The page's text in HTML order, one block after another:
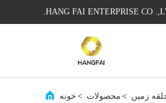
HANG FAI ENTERPRISE CO
خونه > محصولات > زمین